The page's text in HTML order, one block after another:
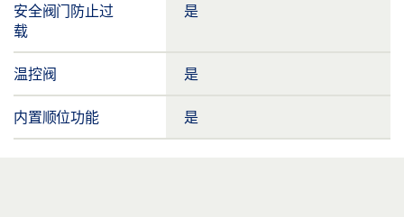
安全阀门防止过
载
是
温控阀 是
内置顺位功能 是